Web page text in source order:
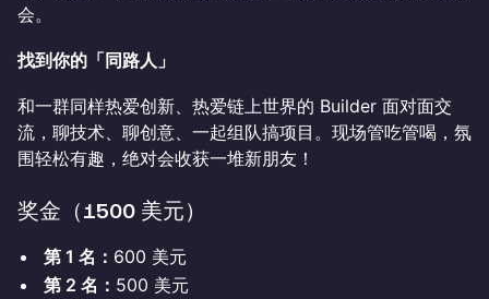
会。
找到你的「同路人」
和一群同样热爱创新、热爱链上世界的 Builder 面对面交
流，聊技术、聊创意、一起组队搞项目。现场管吃管喝，氛
围轻松有趣，绝对会收获一堆新朋友！
​​奖金（1500 美元）
第 1 名： 600 美元
第 2 名： 500 美元